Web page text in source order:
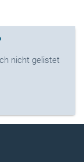
nicht gelistet